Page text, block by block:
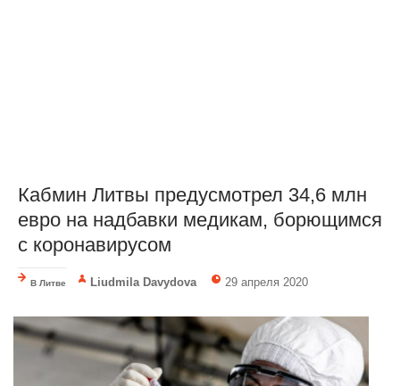
Кабмин Литвы предусмотрел 34,6 млн
евро на надбавки медикам, борющимся
с коронавирусом
В Литве Liudmila Davydova 29 апреля 2020